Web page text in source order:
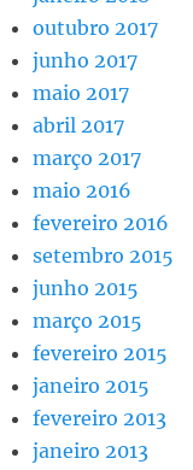
outubro 2017
junho 2017
maio 2017
abril 2017
março 2017
maio 2016
fevereiro 2016
setembro 2015
junho 2015
março 2015
fevereiro 2015
janeiro 2015
fevereiro 2013
janeiro 2013